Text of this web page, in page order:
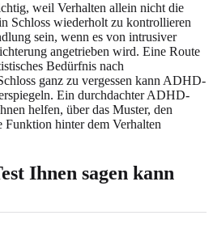
weil Verhalten allein nicht die
Schloss wiederholt zu kontrollieren
sein, wenn es von intrusiver
angetrieben wird. Eine Route
Bedürfnis nach
ganz zu vergessen kann ADHD-
Ein durchdachter ADHD-
helfen, über das Muster, den
Funktion hinter dem Verhalten
Ihnen sagen kann